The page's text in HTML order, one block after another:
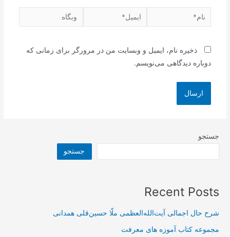
نام* ایمیل* وبگاه
ذخیره نام، ایمیل و وبسایت من در مرورگر برای زمانی که
دوباره دیدگاهی می‌نویسم.
جستجو
جستجو
Recent Posts
شرح حال اجمالی آیت‌الله‌العظمی ملّا حسین‌قلی همدانی
مجموعه کتاب آموزه های معرفت